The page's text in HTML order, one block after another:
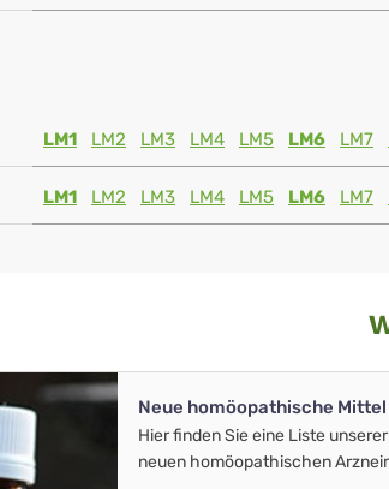
LM1 LM2 LM3 LM4 LM5 LM6 LM7
LM1 LM2 LM3 LM4 LM5 LM6 LM7
Neue homöopathische
Hier finden Sie eine Liste unserer
neuen homöopathischen